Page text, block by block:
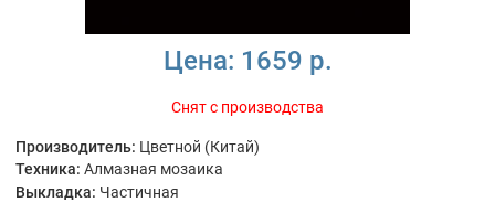
Цена: 1659 р.
Снят с производства
Производитель: Цветной (Китай)
Техника: Алмазная мозаика
Выкладка: Частичная